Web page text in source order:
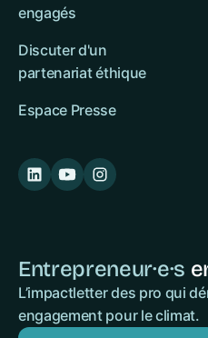
engagés
Discuter d'un
partenariat éthique
Espace Presse
Entrepreneur·e·s
L’impactletter des pro qui
engagement pour le climat.